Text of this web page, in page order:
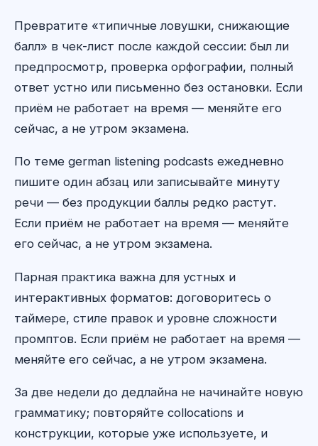
Превратите «типичные ловушки, снижающие
балл» в чек-лист после каждой сессии: был ли
предпросмотр, проверка орфографии, полный
ответ устно или письменно без остановки. Если
приём не работает на время — меняйте его
сейчас, а не утром экзамена.
По теме german listening podcasts ежедневно
пишите один абзац или записывайте минуту
речи — без продукции баллы редко растут.
Если приём не работает на время — меняйте
его сейчас, а не утром экзамена.
Парная практика важна для устных и
интерактивных форматов: договоритесь о
таймере, стиле правок и уровне сложности
промптов. Если приём не работает на время —
меняйте его сейчас, а не утром экзамена.
За две недели до дедлайна не начинайте новую
грамматику; повторяйте collocations и
конструкции, которые уже используете, и